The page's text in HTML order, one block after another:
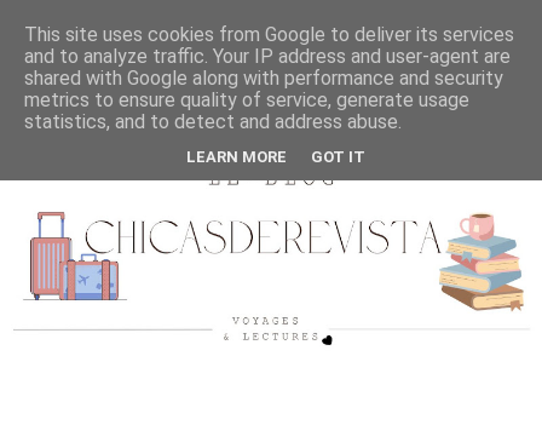
This site uses cookies from Google to deliver its services
and to analyze traffic. Your IP address and user-agent are
shared with Google along with performance and security
metrics to ensure quality of service, generate usage
statistics, and to detect and address abuse.
LEARN MORE GOT IT